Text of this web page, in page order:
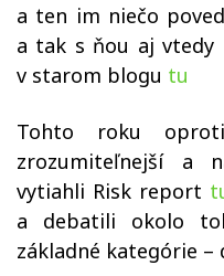
a ten im niečo
a tak s ňou aj vtedy
v starom blogu tu
Tohto roku
zrozumiteľnejší a
vytiahli Risk report
a debatili okolo
základné kategórie –